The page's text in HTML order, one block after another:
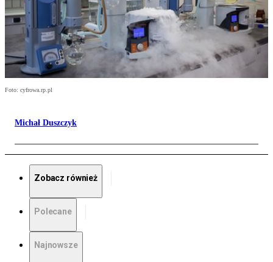
Foto: cyfrowa.rp.pl
Michał Duszczyk
Zobacz również
Polecane
Najnowsze